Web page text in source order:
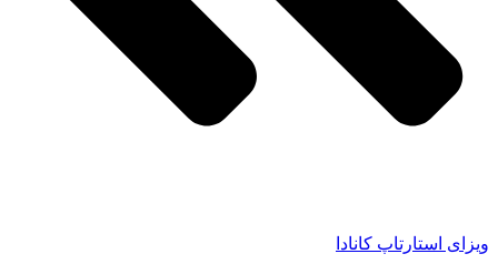
ویزای استارتاپ کانادا